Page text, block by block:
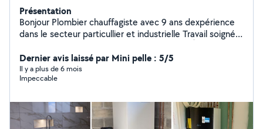
Présentation
Bonjour Plombier chauffagiste avec 9 ans dexpérience
dans le secteur particullier et industrielle Travail soigné,
Dernier avis laissé par Mini pelle : 5/5
Il y a plus de 6 mois
Impeccable